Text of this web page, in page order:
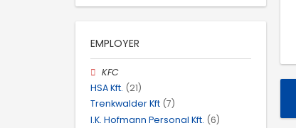
EMPLOYER
KFC
HSA Kft. (21)
Trenkwalder Kft (7)
I.K. Hofmann Personal Kft. (6)